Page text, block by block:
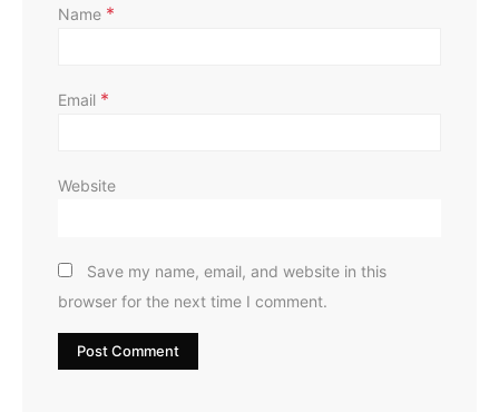
Name *
Email *
Website
Save my name, email, and website in this
browser for the next time I comment.